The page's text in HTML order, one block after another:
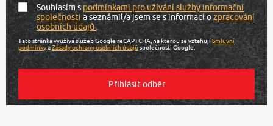
Souhlasím spodmínkami pro užívání služby informační
společnostia seznámil/a jsem se s informací ozpracování
osobních údajů.
Tato stránka využívá služeb Google reCAPTCHA, na kterou se vztahujíSmluvní
podmínkyaZásady ochrany osobních údajů společnosti Google.